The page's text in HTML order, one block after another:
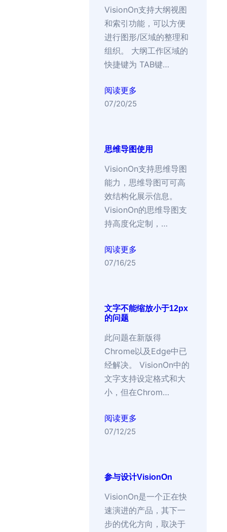
VisionOn支持大纲视图
和索引功能，可以方便
进行图形/区域的整理和
组织。 大纲工作区域的
快捷键为 TAB键…
阅读更多
07/20/25
思维导图使用
VisionOn支持思维导图
能力，思维导图可可高
效结构化展示信息。
VisionOn的思维导图支
持高度化定制，…
阅读更多
07/16/25
文字不能缩放小于12px
的问题
此问题在新版得
Chrome以及Edge中已
经解决。 VisionOn中的
文字支持设定格式和大
小，但在Chrom…
阅读更多
07/12/25
参与设计VisionOn
VisionOn是一个正在快
速演进的产品，其下一
步的优化方向，取决于